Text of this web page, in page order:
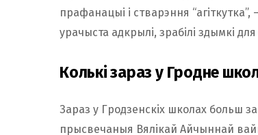
прафанацыі і стварэння
урачыста адкрылі, зрабілі здымкі
Колькі зараз у Гродне
Зараз у Гродзенскіх школах больш
прысвечаныя Вялікай Айчыннай